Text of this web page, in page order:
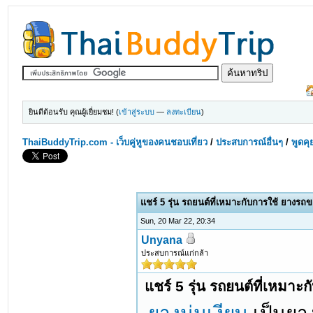
ยินดีต้อนรับ คุณผู้เยี่ยมชม! (เข้าสู่ระบบ — ลงทะเบียน)
ThaiBuddyTrip.com - เว็บคู่หูของคนชอบเที่ยว /ประสบการณ์อื่นๆ /พูดคุ
แชร์ 5 รุ่น รถยนต์ที่เหมาะกับการใช้ ยางรถ
Sun, 20 Mar 22, 20:34
Unyana
ประสบการณ์แก่กล้า
แชร์ 5 รุ่น รถยนต์ที่เหมาะ